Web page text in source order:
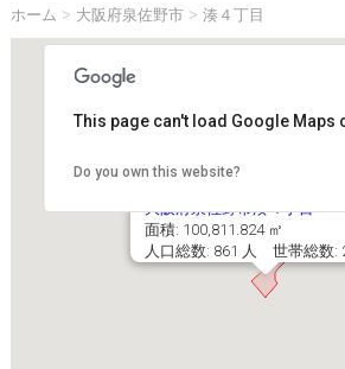
ホーム > 大阪府泉佐野市> 湊４丁目
大阪府泉佐野市湊４丁目
面積: 100,811.824 ㎡
人口総数: 861 人 世帯総数:
This page can't load Google Maps
Do you own this website?